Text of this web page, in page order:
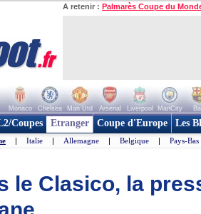
A retenir : Palmarès Coupe du
Monaco Chelsea Man Utd Arsenal Liverpool ManCity
Coupes Etranger Coupe d'Europe Les
| Italie | Allemagne | Belgique | Pays-Bas
le Clasico, la